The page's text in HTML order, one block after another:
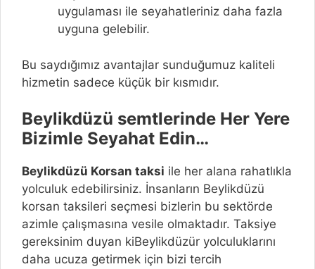
uygulaması ile seyahatleriniz daha fazla
uyguna gelebilir.
Bu saydığımız avantajlar sunduğumuz kaliteli
hizmetin sadece küçük bir kısmıdır.
Beylikdüzü semtlerinde Her Yere
Bizimle Seyahat Edin…
Beylikdüzü Korsan taksi ile her alana rahatlıkla
yolculuk edebilirsiniz. İnsanların Beylikdüzü
korsan taksileri seçmesi bizlerin bu sektörde
azimle çalışmasına vesile olmaktadır. Taksiye
gereksinim duyan kiBeylikdüzür yolculuklarını
daha ucuza getirmek için bizi tercih